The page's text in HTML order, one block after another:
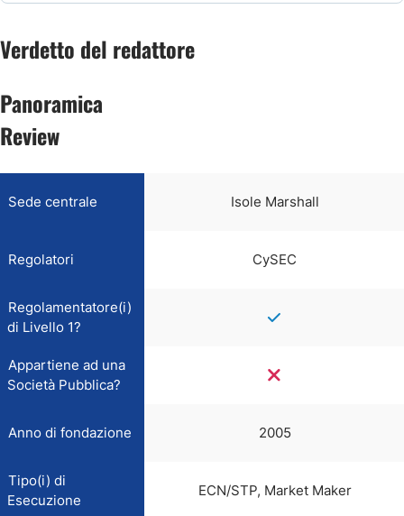
Verdetto del redattore
Panoramica
Review
Sede centrale Isole Marshall
Regolatori CySEC
Regolamentatore(i)
di Livello 1?
Appartiene ad una
Società Pubblica?
Anno di fondazione 2005
Tipo(i) di
Esecuzione
ECN/STP, Market Maker